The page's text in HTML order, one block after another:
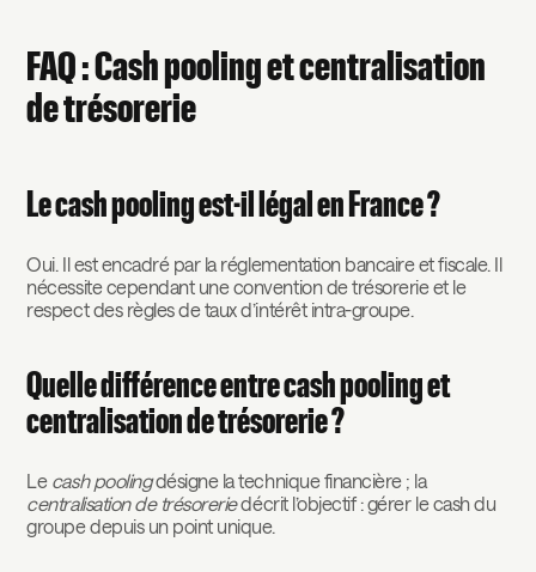
FAQ : Cash pooling et centralisation
de trésorerie
Le cash pooling est-il légal en France ?
Oui. Il est encadré par la réglementation bancaire et fiscale. Il
nécessite cependant une convention de trésorerie et le
respect des règles de taux d’intérêt intra-groupe.
Quelle différence entre cash pooling et
centralisation de trésorerie ?
Le cash poolingdésigne la technique financière ; la
centralisation de trésoreriedécrit l’objectif : gérer le cash du
groupe depuis un point unique.